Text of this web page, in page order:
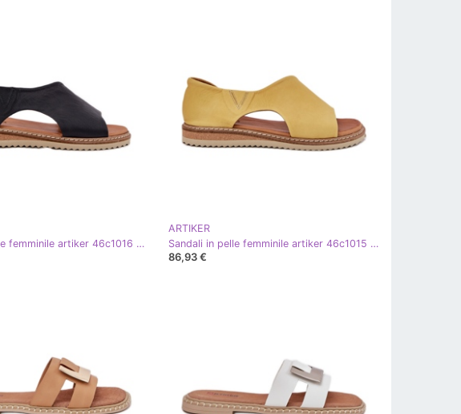
Sandali in pelle femminile artiker 46c1016 nero
ARTIKER
Sandali in pelle femminile artiker 46c1015 giallo
86,93 €